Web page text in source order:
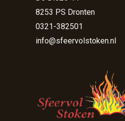
8253 PS Dronten
0321-382501
info@sfeervolstoken.nl